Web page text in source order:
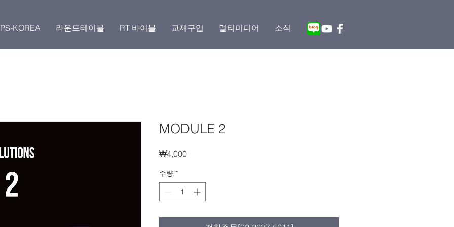
KOREA 라운드테이블 RT 바이블 교재구입 멀티미디어 소식
MODULE 2
₩4,000가
수량 *